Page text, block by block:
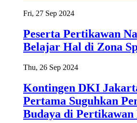
Fri, 27 Sep 2024
Peserta Pertikawan
Belajar Hal di Zona
Thu, 26 Sep 2024
Kontingen DKI
Pertama Suguhkan
Budaya di Pertikawan